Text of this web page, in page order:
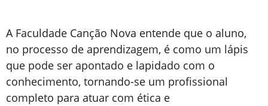
A Faculdade Canção Nova entende que o aluno,
no processo de aprendizagem, é como um lápis
que pode ser apontado e lapidado com o
conhecimento, tornando-se um profissional
completo para atuar com ética e